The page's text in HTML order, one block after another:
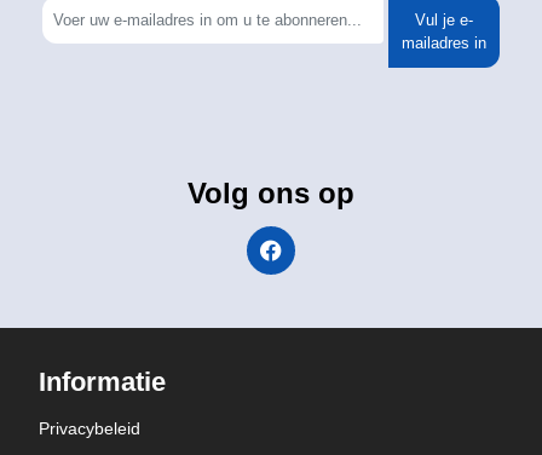
Vul je e-
mailadres in
Volg ons op
Informatie
Privacybeleid